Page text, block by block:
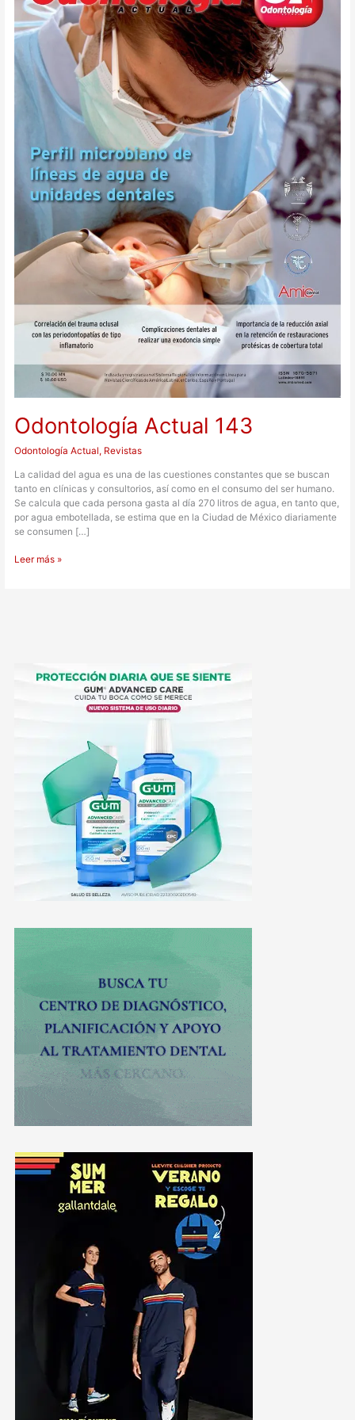
Odontología Actual 143
Odontología Actual, Revistas
La calidad del agua es una de las cuestiones constantes que se buscan
tanto en clínicas y consultorios, así como en el consumo del ser humano.
Se calcula que cada persona gasta al día 270 litros de agua, en tanto que,
por agua embotellada, se estima que en la Ciudad de México diariamente
se consumen […]
Leer más »